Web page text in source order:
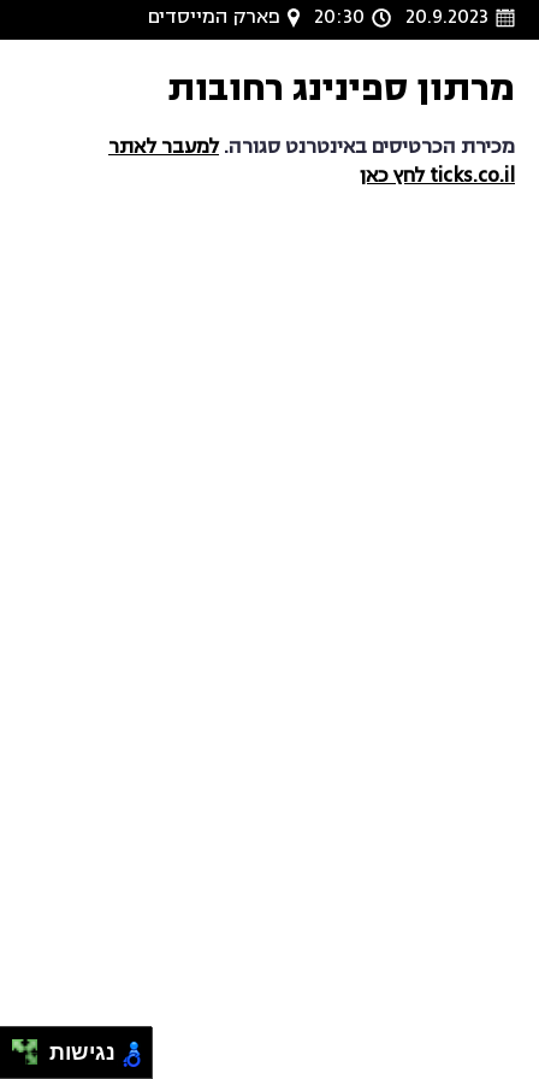
20.9.2023
20:30 פארק המייסדים
מרתון ספינינג רחובות
מכירת הכרטיסים באינטרנט סגורה.למעבר לאתר
ticks.co.il לחץ כאן
נגישות